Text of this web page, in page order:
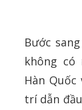
Bước
không có
Hàn
trí dẫn